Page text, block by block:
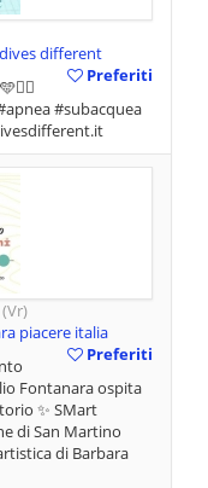
different
Preferiti
#subacquea
(Vr)
piacere italia
Preferiti
Fontanara ospita
✨ SMart
di San Martino
di Barbara